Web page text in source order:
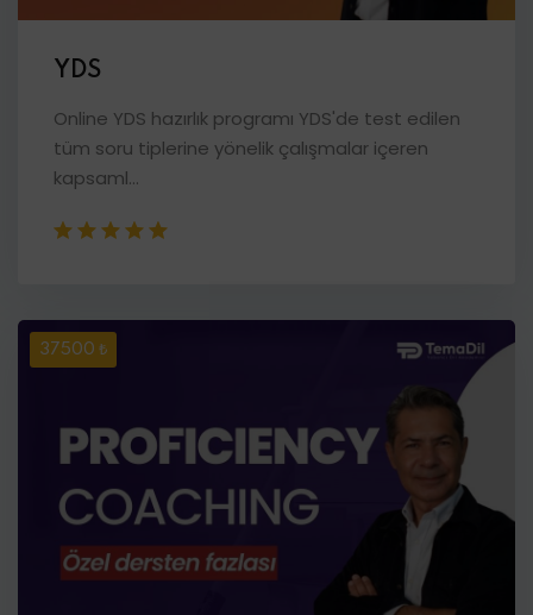
YDS
Online YDS hazırlık programı YDS'de test edilen
tüm soru tiplerine yönelik çalışmalar içeren
kapsaml...
37500 ₺